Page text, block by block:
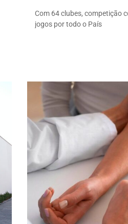
Com 64 clubes, competição
jogos por todo o País